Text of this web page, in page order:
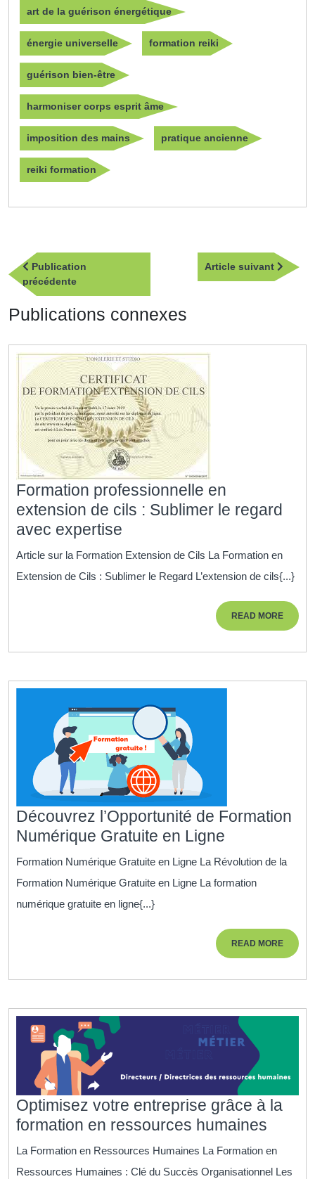
art de la guérison énergétique
énergie universelle formation reiki
guérison bien-être
harmoniser corps esprit âme
imposition des mains pratique ancienne
reiki formation
Navigation
de
l’article
Publication
précédentePublication
précédente
Article suivant
Article
Publications connexes
Formation professionnelle en
extension de cils : Sublimer le regard
avec expertise
professionnelle
en
extension
le
regard
avec
expertise
Article sur la Formation Extension de Cils La Formation en
Extension de Cils : Sublimer le Regard L’extension de cils{...}
READ MOREREAD
MORE
Découvrez l’Opportunité de Formation
Numérique Gratuite en Ligne
Gratuite
en
Formation Numérique Gratuite en Ligne La Révolution de la
Formation Numérique Gratuite en Ligne La formation
numérique gratuite en ligne{...}
READ MOREREAD
MORE
Optimisez votre entreprise grâce à la
formation en ressources humaines
La Formation en Ressources Humaines La Formation en
Ressources Humaines : Clé du Succès Organisationnel Les